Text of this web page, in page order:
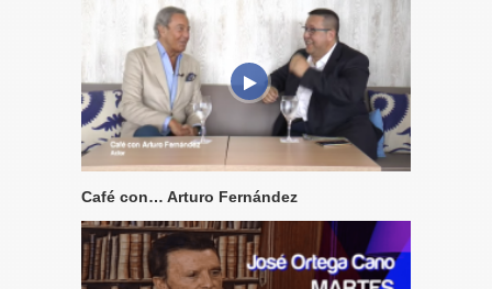
Café con… Arturo Fernández